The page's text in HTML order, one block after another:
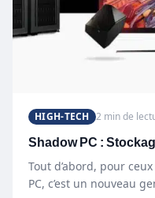
HIGH-TECH 2 min de
Shadow PC :
Tout d’abord, pour
PC, c’est un nouveau